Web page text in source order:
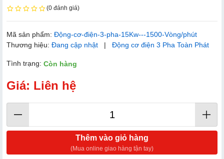
(0 đánh giá)
Mã sản phẩm: Động-cơ-điện-3-pha-15Kw---1500-Vòng/phút
Thương hiệu: Đang cập nhật | Động cơ điện 3 Pha Toàn Phát
Tình trạng: Còn hàng
Giá: Liên hệ
Thêm vào giỏ hàng
(Mua online giao hàng tận tay)